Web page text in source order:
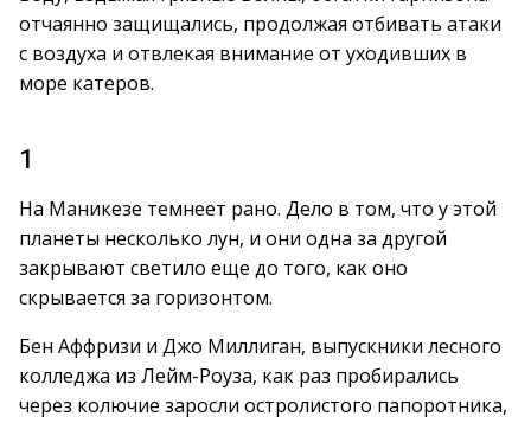
отчаянно защищались, продолжая отбивать атаки
с воздуха и отвлекая внимание от уходивших в
море катеров.
1
На Маникезе темнеет рано. Дело в том, что у этой
планеты несколько лун, и они одна за другой
закрывают светило еще до того, как оно
скрывается за горизонтом.
Бен Аффризи и Джо Миллиган, выпускники лесного
колледжа из Лейм-Роуза, как раз пробирались
через колючие заросли остролистого папоротника,